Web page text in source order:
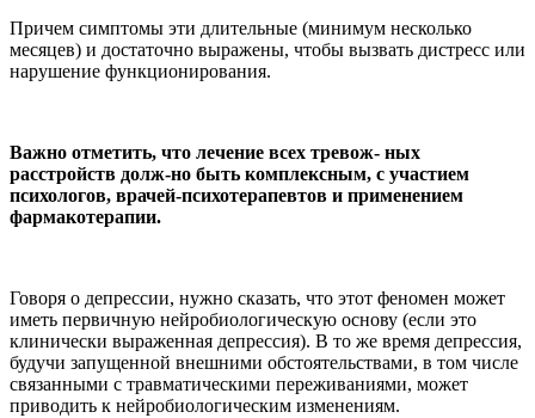
Причем симптомы эти длительные (минимум несколько
месяцев) и достаточно выражены, чтобы вызвать дистресс или
нарушение функционирования.
Важно отметить, что лечение всех тревож- ных
расстройств долж-но быть комплексным, с участием
психологов, врачей-психотерапевтов и применением
фармакотерапии.
Говоря о депрессии, нужно сказать, что этот феномен может
иметь первичную нейробиологическую основу (если это
клинически выраженная депрессия). В то же время депрессия,
будучи запущенной внешними обстоятельствами, в том числе
связанными с травматическими переживаниями, может
приводить к нейробиологическим изменениям.